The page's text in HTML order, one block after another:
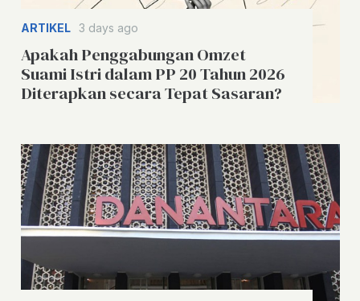
ARTIKEL 3 days ago
Apakah Penggabungan Omzet
Suami Istri dalam PP 20 Tahun 2026
Diterapkan secara Tepat Sasaran?